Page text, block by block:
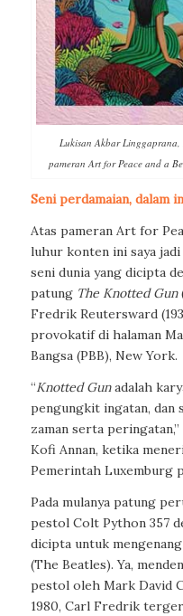
Lukisan Akbar
pameran Art for Peace and a
Seni perdamaian, dalam
Atas pameran Art for
luhur konten ini saya
seni dunia yang dicipta
patung The Knotted Gun
Fredrik Reutersward
provokatif di halaman
Bangsa (PBB), New York.
“Knotted Gunadalah
pengungkit ingatan, dan
zaman serta
Kofi Annan, ketika
Pemerintah Luxemburg
Pada mulanya patung
pestol Colt Python 357
dicipta untuk
(The Beatles). Ya,
pestol oleh Mark David
1980, Carl Fredrik